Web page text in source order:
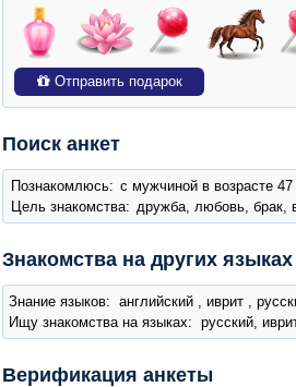
Отправить подарок
Поиск анкет
Познакомлюсь: с мужчиной в возрасте
Цель знакомства: дружба, любовь, брак,
Знакомства на других языках
Знание языков: английский , иврит ,
Ищу знакомства на языках: русский,
Верификация анкеты